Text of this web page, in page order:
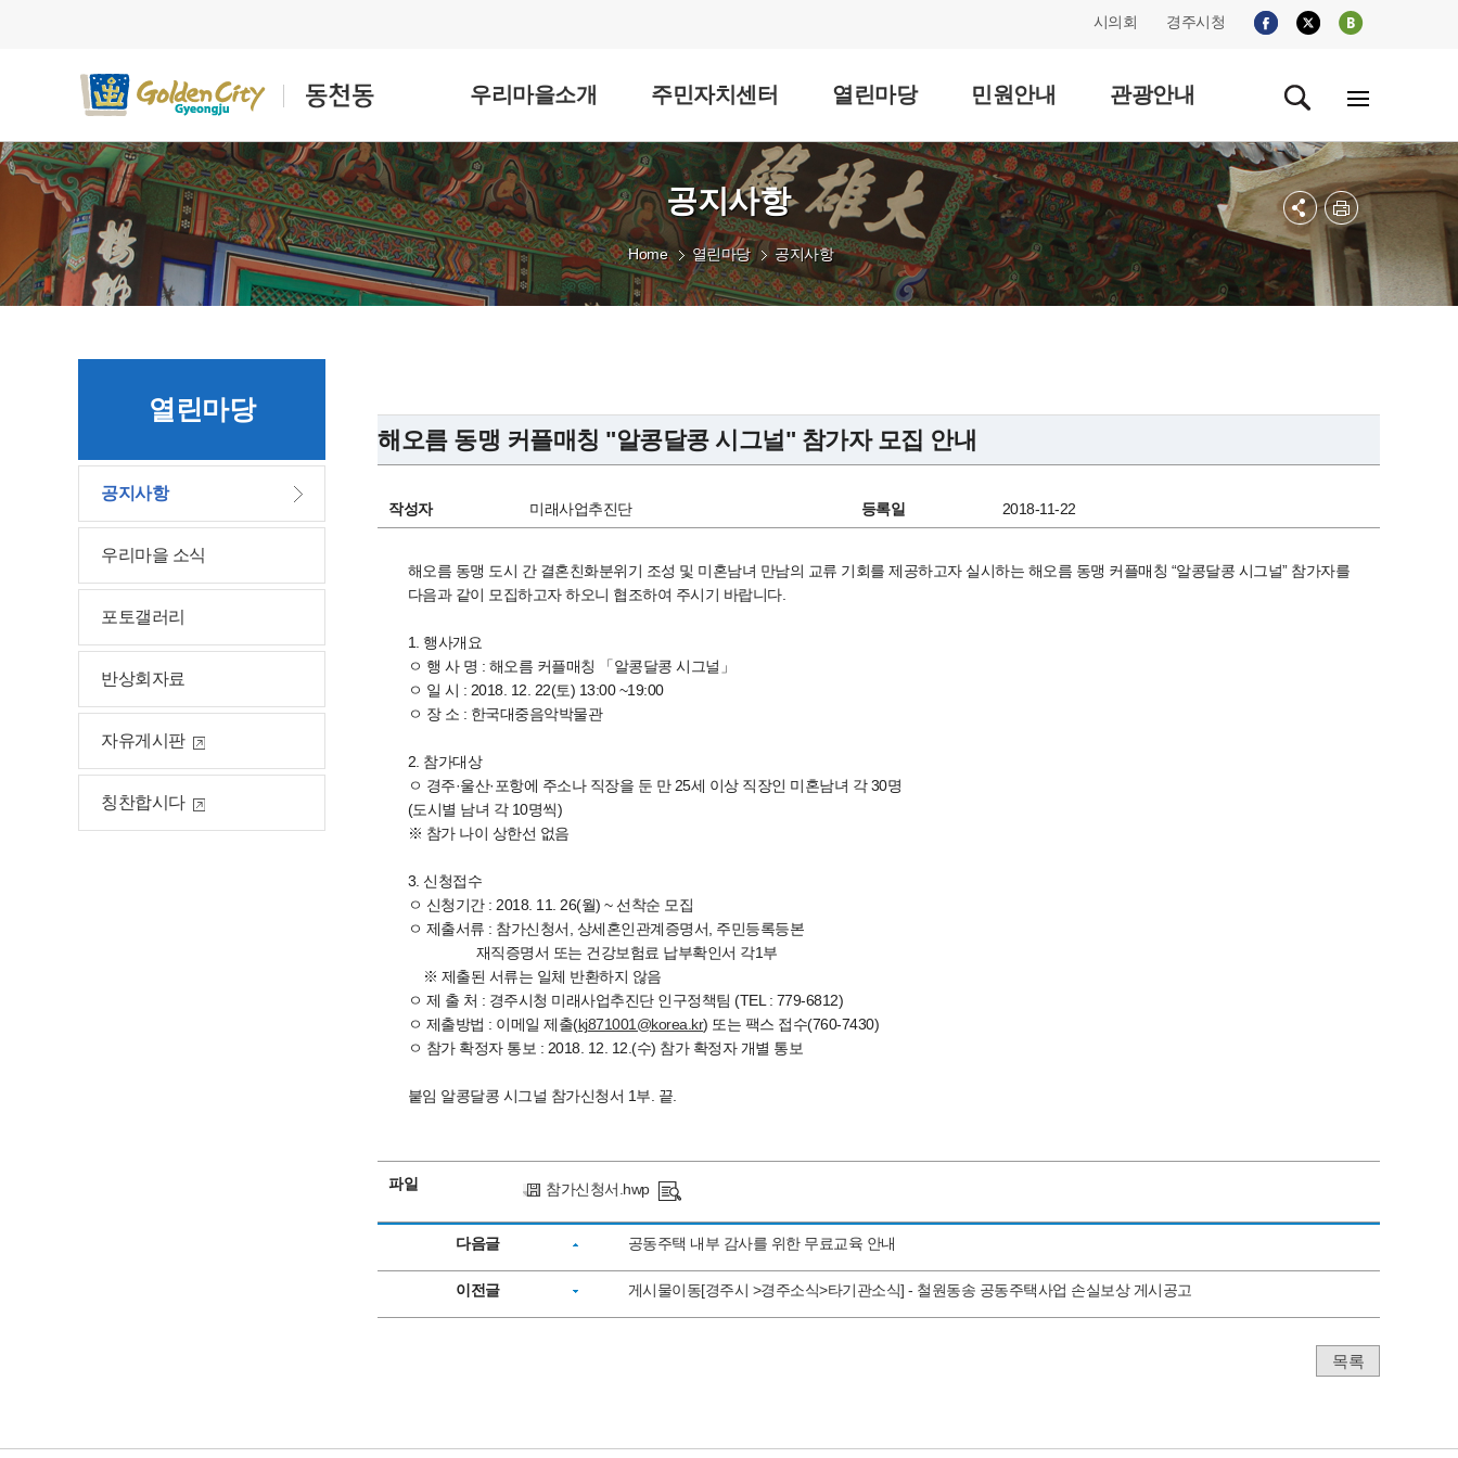
시의회 경주시청
우리마을소개 주민자치센터 열린마당 민원안내 관광안내
열린마당
공지사항
우리마을 소식
포토갤러리
반상회자료
자유게시판
칭찬합시다
공지사항
Home 열린마당 공지사항
해오름 동맹 커플매칭 "알콩달콩 시그널" 참가자 모집 안내
작성자 미래사업추진단 등록일 2018-11-22
해오름 동맹 도시 간 결혼친화분위기 조성 및 미혼남녀 만남의 교류 기회를 제공하고자 실시하는 해오름 동맹 커플매칭 “알콩달콩 시그널” 참가자를
다음과 같이 모집하고자 하오니 협조하여 주시기 바랍니다.
1. 행사개요
ㅇ 행 사 명 : 해오름 커플매칭 「알콩달콩 시그널」
ㅇ 일 시 : 2018. 12. 22(토) 13:00 ~19:00
ㅇ 장 소 : 한국대중음악박물관
2. 참가대상
ㅇ 경주·울산·포항에 주소나 직장을 둔 만 25세 이상 직장인 미혼남녀 각 30명
(도시별 남녀 각 10명씩)
※ 참가 나이 상한선 없음
3. 신청접수
ㅇ 신청기간 : 2018. 11. 26(월) ~ 선착순 모집
ㅇ 제출서류 : 참가신청서, 상세혼인관계증명서, 주민등록등본
재직증명서 또는 건강보험료 납부확인서 각1부
※ 제출된 서류는 일체 반환하지 않음
ㅇ 제 출 처 : 경주시청 미래사업추진단 인구정책팀 (TEL : 779-6812)
ㅇ 제출방법 : 이메일 제출(kj871001@korea.kr) 또는 팩스 접수(760-7430)
ㅇ 참가 확정자 통보 : 2018. 12. 12.(수) 참가 확정자 개별 통보
붙임 알콩달콩 시그널 참가신청서 1부. 끝.
파일 참가신청서.hwp
다음글 공동주택 내부 감사를 위한 무료교육 안내
이전글 게시물이동[경주시 >경주소식>타기관소식] - 철원동송 공동주택사업 손실보상 게시공고
목록